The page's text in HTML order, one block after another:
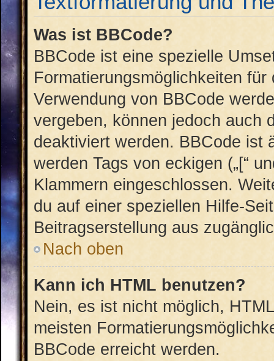
Was ist BBCode?
BBCode ist eine spezielle
Formatierungsmöglichkeiten
Verwendung von BBCode
vergeben, können jedoch auch
deaktiviert werden. BBCode ist
werden Tags von eckigen („[“
Klammern eingeschlossen.
du auf einer speziellen Hilfe-
Beitragserstellung aus
Nach oben
Kann ich HTML benutzen?
Nein, es ist nicht möglich,
meisten
BBCode erreicht werden.